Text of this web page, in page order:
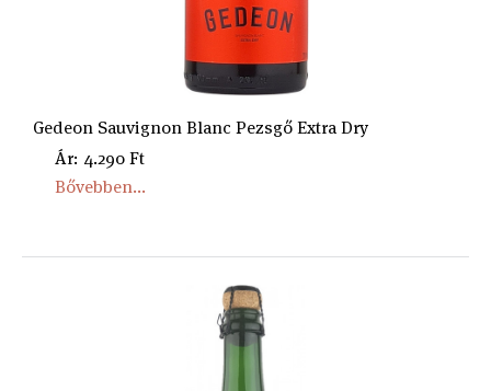
Gedeon Sauvignon Blanc Pezsgő Extra Dry
Ár: 4.290 Ft
Bővebben...